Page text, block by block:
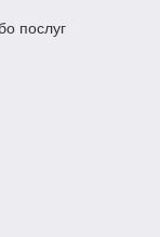
послуг